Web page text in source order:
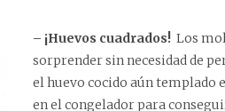
– ¡Huevos cuadrados! Los
sorprender sin necesidad de
el huevo cocido aún
en el congelador para